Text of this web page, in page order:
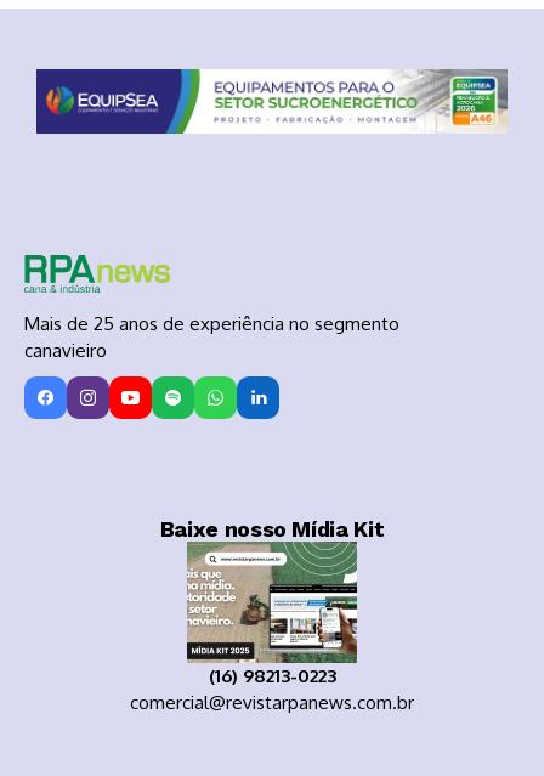
Mais de 25 anos de experiência no segmento
canavieiro
Baixe nosso Mídia Kit
(16) 98213-0223
comercial@revistarpanews.com.br